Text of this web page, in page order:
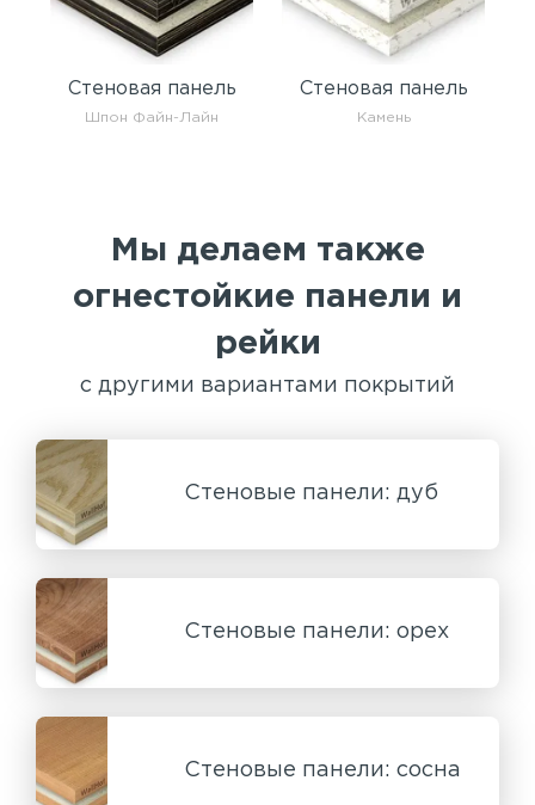
Стеновая панель
Шпон Файн-Лайн
Стеновая панель
Камень
Мы делаем также
огнестойкие панели и
рейки
с другими вариантами покрытий
Стеновые панели: дуб
Стеновые панели: орех
Стеновые панели: сосна